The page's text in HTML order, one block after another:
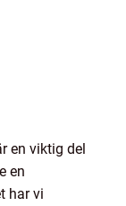
en viktig del
en
har vi